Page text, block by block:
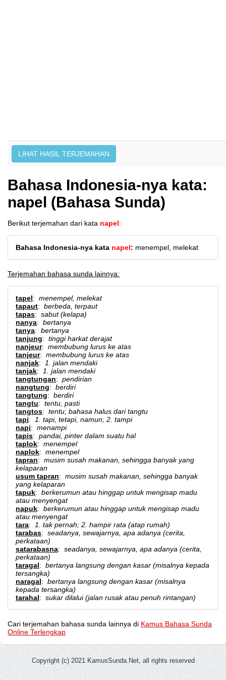
Bahasa Indonesia-nya kata:
napel (Bahasa Sunda)
Berikut terjemahan dari kata napel:
Bahasa Indonesia-nya kata napel: menempel, melekat
Terjemahan bahasa sunda lainnya:
tapel: menempel, melekat
tapaut: berbeda, terpaut
tapas: sabut (kelapa)
nanya: bertanya
tanya: bertanya
tanjung: tinggi harkat derajat
nanjeur: membubung lurus ke atas
tanjeur: membubung lurus ke atas
nanjak:
1. jalan mendaki
tanjak:
1. jalan mendaki
tangtungan: pendirian
nangtung: berdiri
tangtung: berdiri
tangtu: tentu, pasti
tangtos: tentu; bahasa halus dari tangtu
tapi:
1. tapi, tetapi, namun; 2. tampi
napi: menampi
tapis: pandai, pinter dalam suatu hal
taplok: menempel
naplok: menempel
tapran: musim susah makanan, sehingga banyak yang
kelaparan
usum tapran: musim susah makanan, sehingga banyak
yang kelaparan
tapuk: berkerumun atau hinggap untuk mengisap madu
atau menyengat
napuk: berkerumun atau hinggap untuk mengisap madu
atau menyengat
tara:
1. tak pernah; 2. hampir rata (atap rumah)
tarabas: seadanya, sewajarnya, apa adanya (cerita,
perkataan)
satarabasna: seadanya, sewajarnya, apa adanya (cerita,
perkataan)
taragal: bertanya langsung dengan kasar (misalnya kepada
tersangka)
naragal: bertanya langsung dengan kasar (misalnya
kepada tersangka)
tarahal: sukar dilalui (jalan rusak atau penuh rintangan)
Cari terjemahan bahasa sunda lainnya di Kamus Bahasa Sunda
Online Terlengkap
Copyright (c) 2021 KamusSunda.Net, all rights reserved